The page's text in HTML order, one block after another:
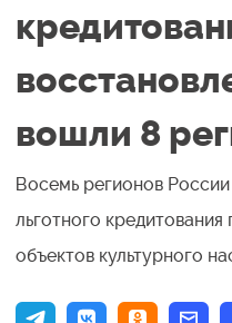
вошли 8
Восемь регионов
льготного
объектов культурного